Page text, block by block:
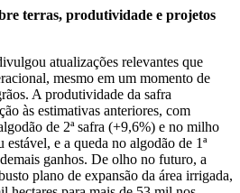
terras, produtividade e projetos
atualizações relevantes que
mesmo em um momento de
A produtividade da safra
às estimativas anteriores, com
de 2ª safra (+9,6%) e no milho
e a queda no algodão de 1ª
ganhos. De olho no futuro, a
plano de expansão da área irrigada,